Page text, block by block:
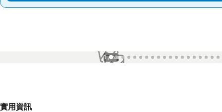
1 / 55
實用資訊